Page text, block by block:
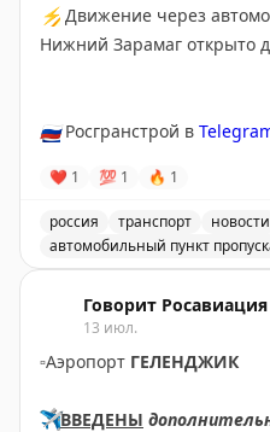
⚡ Движение через
Нижний Зарамаг открыто
🇷🇺Росгранстрой в
❤ 1 💯 1 🔥 1
россия транспорт
новости
автомобильный пункт
Говорит Росавиация
13 июл.
▫️Аэропорт ГЕЛЕНДЖИК
✈️ВВЕДЕНЫ